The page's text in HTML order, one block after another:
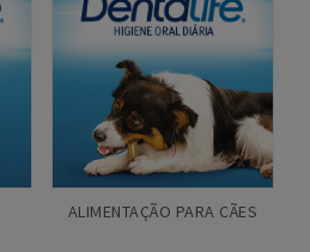
ALIMENTAÇÃO PARA CÃES